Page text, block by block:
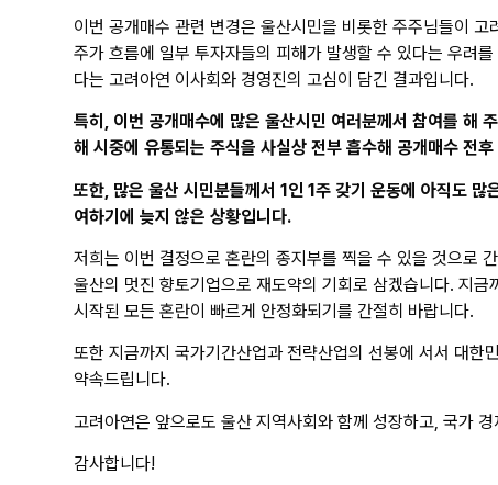
이번 공개매수 관련 변경은 울산시민을 비롯한 주주님들이
주가 흐름에 일부 투자자들의 피해가 발생할 수 있다는 우려
다는 고려아연 이사회와 경영진의 고심이 담긴 결과입니다.
특히, 이번 공개매수에 많은 울산시민 여러분께서 참여를 해
해 시중에 유통되는 주식을 사실상 전부 흡수해 공개매수 전
또한, 많은 울산 시민분들께서 1인 1주 갖기 운동에 아직도
여하기에 늦지 않은 상황입니다.
저희는 이번 결정으로 혼란의 종지부를 찍을 수 있을 것으로
울산의 멋진 향토기업으로 재도약의 기회로 삼겠습니다. 지
시작된 모든 혼란이 빠르게 안정화되기를 간절히 바랍니다.
또한 지금까지 국가기간산업과 전략산업의 선봉에 서서 대
약속드립니다.
고려아연은 앞으로도 울산 지역사회와 함께 성장하고, 국가
감사합니다!